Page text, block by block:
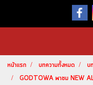
หน้าแรก บทความทั้งหมด
บ
GODTOWA พาชม NEW